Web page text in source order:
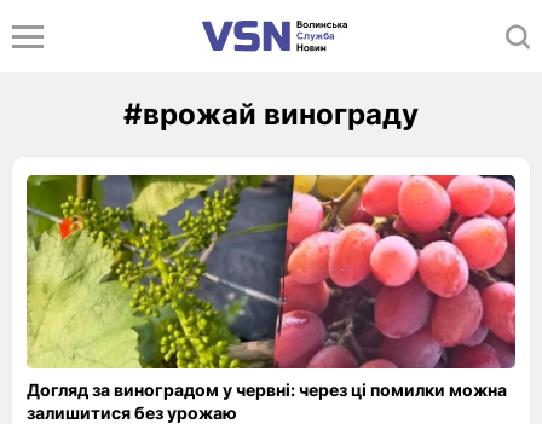
#врожай винограду
Догляд за виноградом у червні: через ці помилки можна
залишитися без урожаю